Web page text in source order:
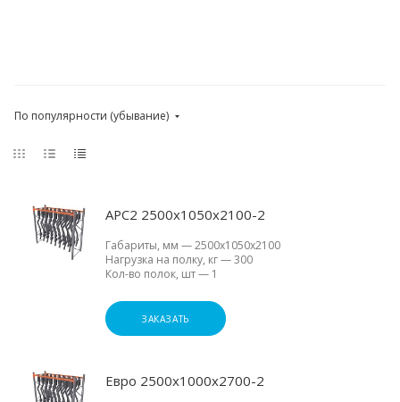
По популярности (убывание)
АРС2 2500х1050х2100-2
Габариты, мм —2500х1050х2100
Нагрузка на полку, кг—300
Кол-во полок, шт— 1
ЗАКАЗАТЬ
Евро 2500х1000х2700-2